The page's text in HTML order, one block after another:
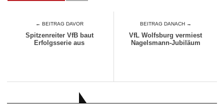
← BEITRAG DAVOR
Spitzenreiter VfB baut
Erfolgsserie aus
BEITRAG DANACH →
VfL Wolfsburg vermiest
Nagelsmann-Jubiläum